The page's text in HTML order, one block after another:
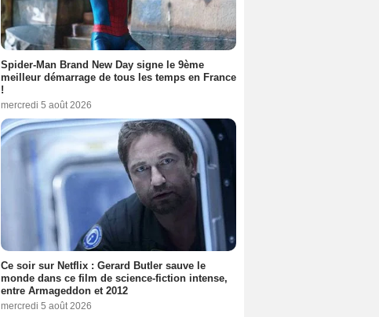
Spider-Man Brand New Day signe le 9ème
meilleur démarrage de tous les temps en France
!
mercredi 5 août 2026
Ce soir sur Netflix : Gerard Butler sauve le
monde dans ce film de science-fiction intense,
entre Armageddon et 2012
mercredi 5 août 2026